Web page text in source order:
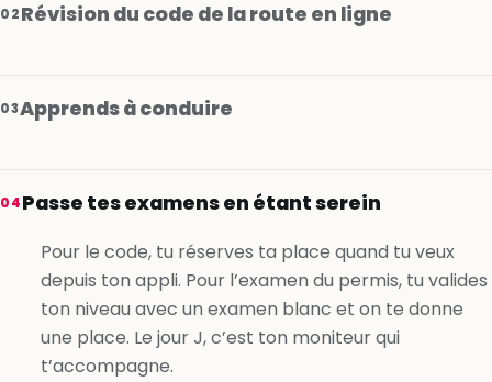
02Révision du code de la route en ligne
03Apprends à conduire
Je m’inscris gratuitement
04Passe tes examens en étant serein
Pour le code, tu réserves ta place quand tu veux
depuis ton appli. Pour l’examen du permis, tu valides
ton niveau avec un examen blanc et on te donne
une place. Le jour J, c’est ton moniteur qui
t’accompagne.